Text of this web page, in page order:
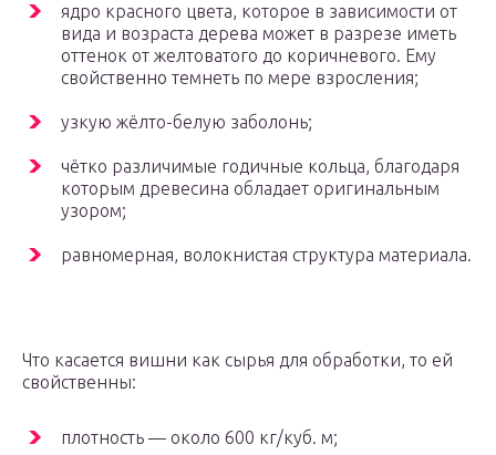
ядро красного цвета, которое в зависимости от
вида и возраста дерева может в разрезе иметь
оттенок от желтоватого до коричневого. Ему
свойственно темнеть по мере взросления;
узкую жёлто-белую заболонь;
чётко различимые годичные кольца, благодаря
которым древесина обладает оригинальным
узором;
равномерная, волокнистая структура материала.
Что касается вишни как сырья для обработки, то ей
свойственны:
плотность — около 600 кг/куб. м;